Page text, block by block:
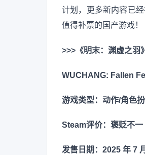
计划，更多新内容已
值得补票的国产游戏！
>>>《明末：渊虚之羽》
WUCHANG: Fallen
游戏类型：动作/角色
Steam评价：褒贬不
发售日期：2025 年 7